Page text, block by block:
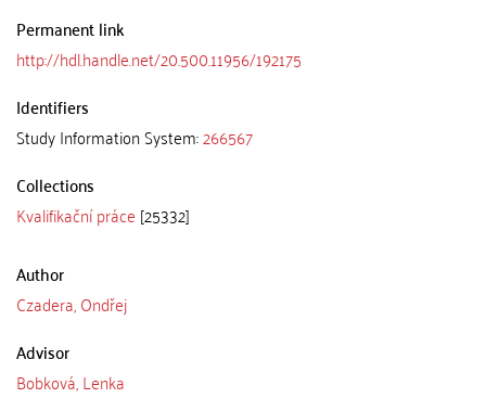
Permanent link
http://hdl.handle.net/20.500.11956/192175
Identifiers
Study Information System:266567
Collections
Kvalifikační práce [25332]
Author
Czadera, Ondřej
Advisor
Bobková, Lenka